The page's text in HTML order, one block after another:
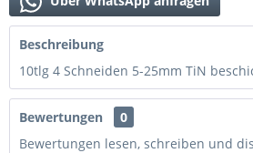
Beschreibung
10tlg 4 Schneiden 5-25mm TiN
Bewertungen
0
Bewertungen lesen, schreiben und